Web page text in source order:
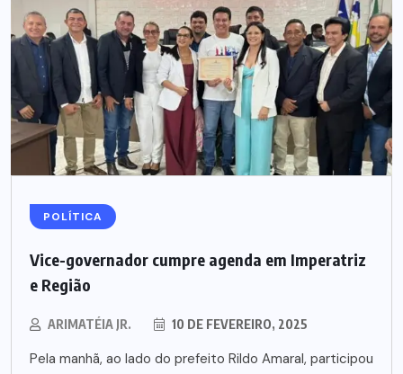
POLÍTICA
Vice-governador cumpre agenda em Imperatriz
e Região
ARIMATÉIA JR. 10 DE FEVEREIRO, 2025
Pela manhã, ao lado do prefeito Rildo Amaral, participou